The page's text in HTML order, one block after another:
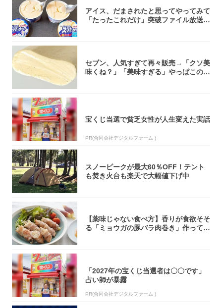
アイス、だまされたと思ってやってみて
「たったこれだけ」突破ファイル放送で
セブン、人気すぎて再々販売→「クソ美
味くね？」「美味すぎる」やっぱこのク
宝くじ当選で貧乏女性が人生変えた実話
PR(合同会社デジタルファーム )
スノーピークが最大60％OFF！テント
も焚き火台も楽天で大幅値下げ中
【薬味じゃない食べ方】香りが食欲そそ
る「ミョウガの豚バラ肉巻き」作ってみ
「2027年の宝くじ当選者は〇〇です」
占い師が暴露
PR(合同会社デジタルファーム )